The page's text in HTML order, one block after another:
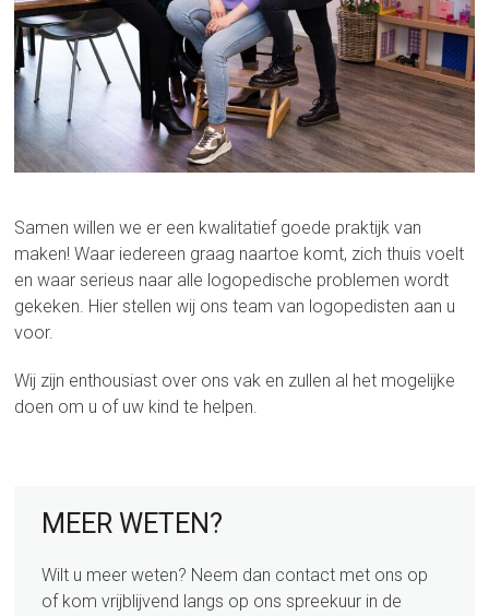
Samen willen we er een kwalitatief goede praktijk van
maken! Waar iedereen graag naartoe komt, zich thuis voelt
en waar serieus naar alle logopedische problemen wordt
gekeken. Hier stellen wij ons team van logopedisten aan u
voor.
Wij zijn enthousiast over ons vak en zullen al het mogelijke
doen om u of uw kind te helpen.
sidebar
Page
Sidebar
MEER WETEN?
Wilt u meer weten? Neem dan contact met ons op
of kom vrijblijvend langs op ons spreekuur in de